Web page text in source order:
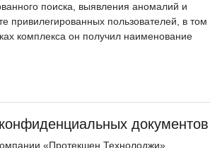
поиска, выявления аномалий и
привилегированных пользователей, в том
комплекса он получил наименование
документов
«Протекшен Технолоджи»